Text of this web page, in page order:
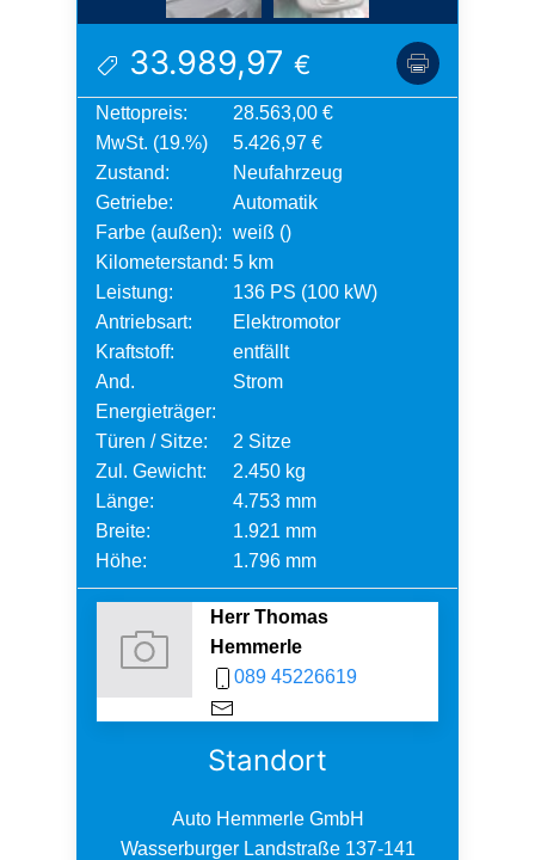
33.989,97 €
Nettopreis:
28.563,00 €
MwSt. (19.%)
5.426,97 €
Zustand:
Neufahrzeug
Getriebe:
Automatik
Farbe (außen): weiß ()
Kilometerstand: 5 km
Leistung:
136 PS (100 kW)
Antriebsart:
Elektromotor
Kraftstoff:
entfällt
And.
Energieträger:
Strom
Türen / Sitze:
2 Sitze
Zul. Gewicht:
2.450 kg
Länge:
4.753 mm
Breite:
1.921 mm
Höhe:
1.796 mm
Herr Thomas
Hemmerle
089 45226619
Standort
Auto Hemmerle GmbH
Wasserburger Landstraße 137-141